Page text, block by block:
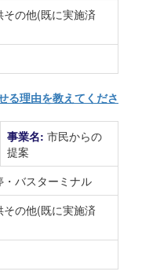
その他(既に実施済
る理由を教えてくださ
事業名: 市民からの
提案
バスターミナル
その他(既に実施済